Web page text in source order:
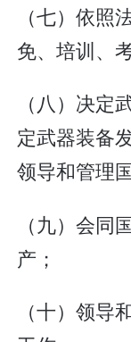
（七）依照
免、培训、
（八）决定
定武器装备
领导和管理
（九）会同
产；
（十）领导